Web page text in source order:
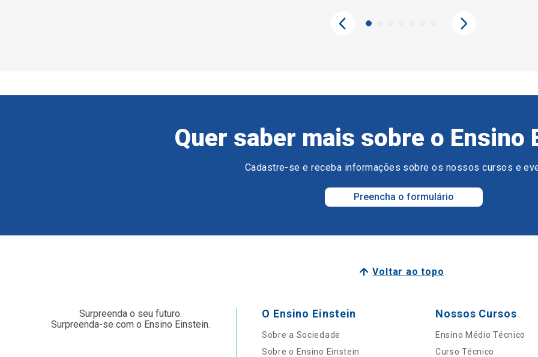
Quer saber mais sobre o Ensino
Cadastre-se e receba informações sobre os nossos cursos e
Preencha o formulário
Voltar ao topo
Surpreenda o seu futuro.
Surpreenda-se com o Ensino Einstein.
O Ensino Einstein
Sobre a Sociedade
Sobre o Ensino Einstein
Nossos Cursos
Ensino Médio Técnico
Curso Técnico